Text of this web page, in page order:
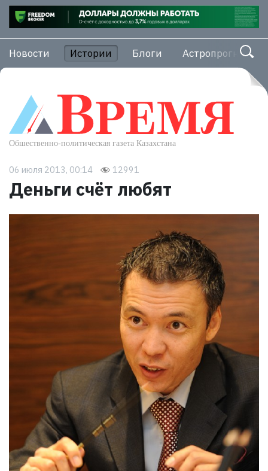
Новости Истории Блоги Астропрогноз
06 июля 2013, 00:14 12991
Деньги счёт любят